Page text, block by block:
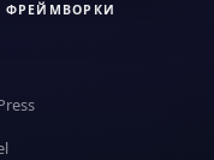
ФРЕЙМВОРКИ